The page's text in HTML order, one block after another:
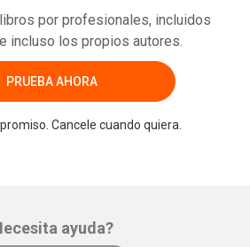
por profesionales, incluidos
incluso los propios autores.
PRUEBA AHORA
Cancele cuando quiera.
ayuda?